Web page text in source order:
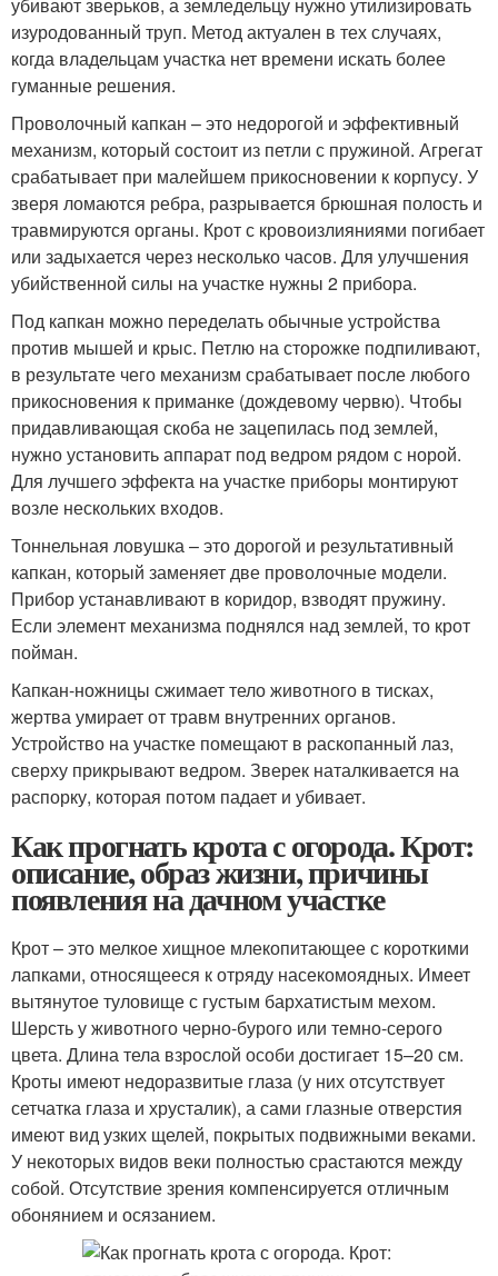
изуродованный труп. Метод актуален в тех случаях,
когда владельцам участка нет времени искать более
гуманные решения.
Проволочный капкан – это недорогой и эффективный
механизм, который состоит из петли с пружиной. Агрегат
срабатывает при малейшем прикосновении к корпусу. У
зверя ломаются ребра, разрывается брюшная полость и
травмируются органы. Крот с кровоизлияниями погибает
или задыхается через несколько часов. Для улучшения
убийственной силы на участке нужны 2 прибора.
Под капкан можно переделать обычные устройства
против мышей и крыс. Петлю на сторожке подпиливают,
в результате чего механизм срабатывает после любого
прикосновения к приманке (дождевому червю). Чтобы
придавливающая скоба не зацепилась под землей,
нужно установить аппарат под ведром рядом с норой.
Для лучшего эффекта на участке приборы монтируют
возле нескольких входов.
Тоннельная ловушка – это дорогой и результативный
капкан, который заменяет две проволочные модели.
Прибор устанавливают в коридор, взводят пружину.
Если элемент механизма поднялся над землей, то крот
пойман.
Капкан-ножницы сжимает тело животного в тисках,
жертва умирает от травм внутренних органов.
Устройство на участке помещают в раскопанный лаз,
сверху прикрывают ведром. Зверек наталкивается на
распорку, которая потом падает и убивает.
Как прогнать крота с огорода. Крот:
описание, образ жизни, причины
появления на дачном участке
Крот – это мелкое хищное млекопитающее с короткими
лапками, относящееся к отряду насекомоядных. Имеет
вытянутое туловище с густым бархатистым мехом.
Шерсть у животного черно-бурого или темно-серого
цвета. Длина тела взрослой особи достигает 15–20 см.
Кроты имеют недоразвитые глаза (у них отсутствует
сетчатка глаза и хрусталик), а сами глазные отверстия
имеют вид узких щелей, покрытых подвижными веками.
У некоторых видов веки полностью срастаются между
собой. Отсутствие зрения компенсируется отличным
обонянием и осязанием.